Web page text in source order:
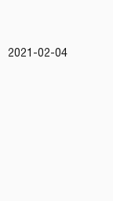
2021-02-04